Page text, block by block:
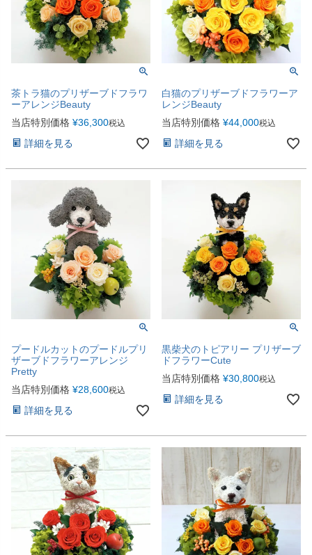
茶トラ猫のプリザーブドフラワ
ーアレンジBeauty
当店特別価格 ¥36,300税込
詳細を見る
白猫のプリザーブドフラワーア
レンジBeauty
当店特別価格 ¥44,000税込
詳細を見る
プードルカットのプードルプリ
ザーブドフラワーアレンジ
Pretty
当店特別価格 ¥28,600税込
詳細を見る
黒柴犬のトピアリー プリザーブ
ドフラワーCute
当店特別価格 ¥30,800税込
詳細を見る